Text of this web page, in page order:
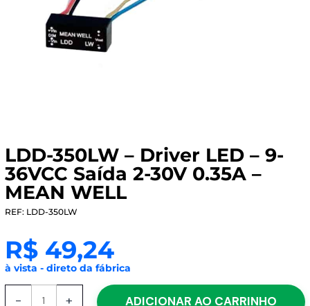
LDD-350LW – Driver LED – 9-
36VCC Saída 2-30V 0.35A –
MEAN WELL
REF: LDD-350LW
R$49,24
à vista - direto da fábrica
- + ADICIONAR AO CARRINHO